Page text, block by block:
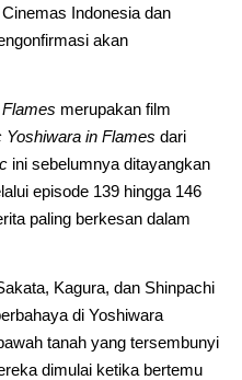
Indonesia dan
akan
merupakan film
Yoshiwara in Flames dari
ini sebelumnya ditayangkan
episode 139 hingga 146
paling berkesan dalam
Kagura, dan Shinpachi
di Yoshiwara
tanah yang tersembunyi
dimulai ketika bertemu